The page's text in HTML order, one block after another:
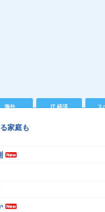
海外 IT 経済 ス
家庭も